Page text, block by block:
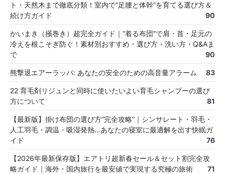
ト・天然木まで徹底分類！室内で“足腰と体幹”を育てる選び方＆
続け方ガイド
90
かいまき（掻巻き）超完全ガイド｜“着る布団”で肩・首・足元の
冷えを根こそぎ防ぐ！素材別おすすめ・選び方・洗い方・Q&Aま
で
90
熊撃退エアーラッパ: あなたの安全のための高音量アラーム 83
22 育毛剤リジュンと同時に使いたいよい育毛シャンプーの選び
方について
81
【最新版】掛け布団の選び方“完全攻略”｜シンサレート・羽毛・
人工羽毛・調温・吸湿発熱…あなたの寝室に最適解を出す快眠ガ
イド
76
【2026年最新保存版】エアトリ超新春セール＆セット割完全攻
略ガイド｜海外・国内旅行を最安値で実現する究極の旅術
71